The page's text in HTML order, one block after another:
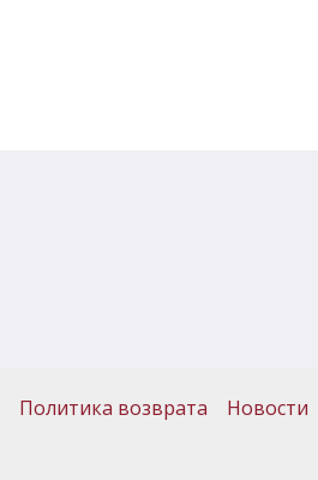
Политика возврата Новости